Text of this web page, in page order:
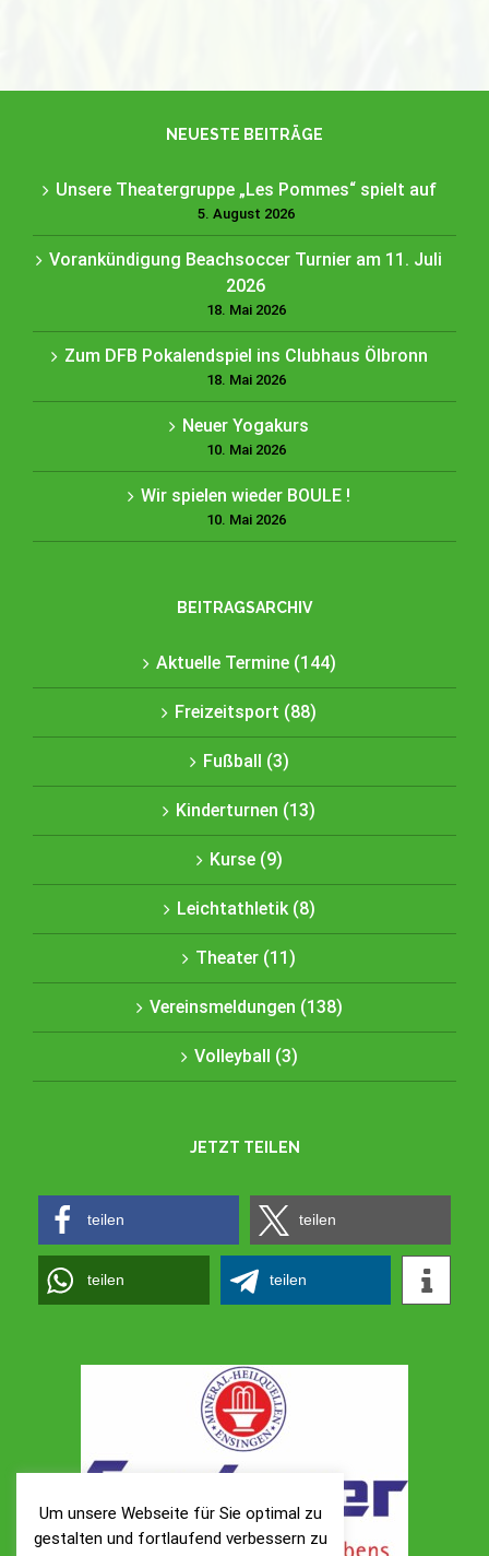
NEUESTE BEITRÄGE
Unsere Theatergruppe „Les Pommes“ spielt auf
5. August 2026
Vorankündigung Beachsoccer Turnier am 11. Juli
2026
18. Mai 2026
Zum DFB Pokalendspiel ins Clubhaus Ölbronn
18. Mai 2026
Neuer Yogakurs
10. Mai 2026
Wir spielen wieder BOULE !
10. Mai 2026
BEITRAGSARCHIV
Aktuelle Termine (144)
Freizeitsport (88)
Fußball (3)
Kinderturnen (13)
Kurse (9)
Leichtathletik (8)
Theater (11)
Vereinsmeldungen (138)
Volleyball (3)
JETZT TEILEN
teilen teilen
teilen teilen
Um unsere Webseite für Sie optimal zu
gestalten und fortlaufend verbessern zu